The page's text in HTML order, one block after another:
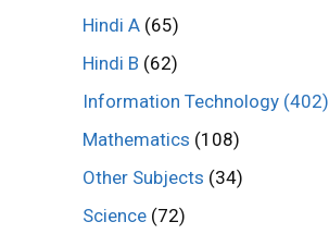
Hindi A (65)
Hindi B (62)
Information Technology (402)
Mathematics (108)
Other Subjects (34)
Science (72)